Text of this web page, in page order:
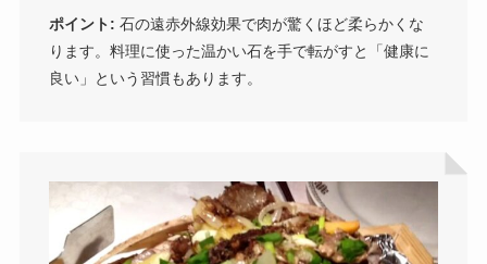
ポイント: 石の遠赤外線効果で肉が驚くほど柔らかくな
ります。料理に使った温かい石を手で転がすと「健康に
良い」という習慣もあります。